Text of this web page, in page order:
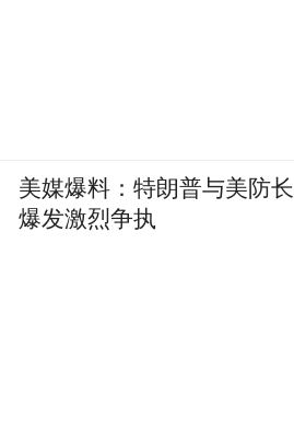
美媒爆料：特朗普与美防长
爆发激烈争执